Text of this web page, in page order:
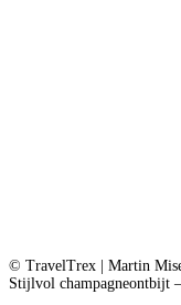
© TravelTrex | Martin
Stijlvol champagneontbijt